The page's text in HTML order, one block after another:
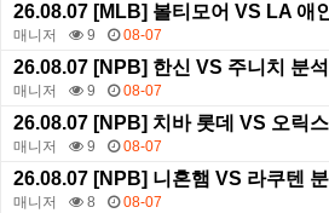
26.08.07 [MLB] 볼티모어 VS LA 애
매니저 9 08-07
26.08.07 [NPB] 한신 VS 주니치 분석
매니저 9 08-07
26.08.07 [NPB] 치바 롯데 VS 오릭
매니저 9 08-07
26.08.07 [NPB] 니혼햄 VS 라쿠텐 분
매니저 8 08-07